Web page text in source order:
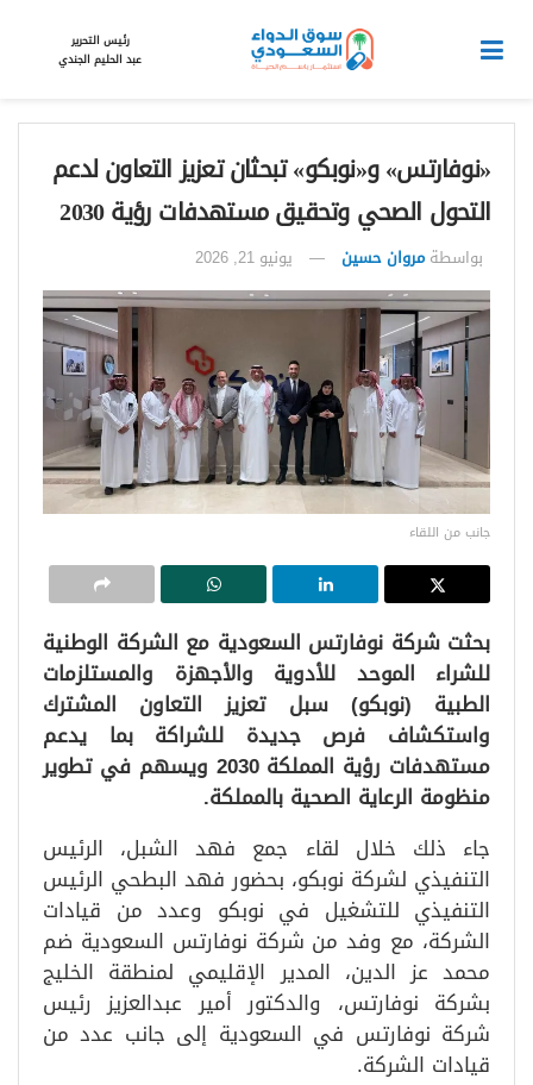
رئيس التحرير
عبد الحليم الجندي
«نوفارتس» و«نوبكو» تبحثان تعزيز التعاون لدعم
التحول الصحي وتحقيق مستهدفات رؤية 2030
بواسطة مروان حسين يونيو 21, 2026
جانب من اللقاء
بحثت شركة نوفارتس السعودية مع الشركة الوطنية
للشراء الموحد للأدوية والأجهزة والمستلزمات
الطبية (نوبكو) سبل تعزيز التعاون المشترك
واستكشاف فرص جديدة للشراكة بما يدعم
مستهدفات رؤية المملكة 2030 ويسهم في تطوير
منظومة الرعاية الصحية بالمملكة.
جاء ذلك خلال لقاء جمع فهد الشبل، الرئيس
التنفيذي لشركة نوبكو، بحضور فهد البطحي الرئيس
التنفيذي للتشغيل في نوبكو وعدد من قيادات
الشركة، مع وفد من شركة نوفارتس السعودية ضم
محمد عز الدين، المدير الإقليمي لمنطقة الخليج
بشركة نوفارتس، والدكتور أمير عبدالعزيز رئيس
شركة نوفارتس في السعودية إلى جانب عدد من
قيادات الشركة.